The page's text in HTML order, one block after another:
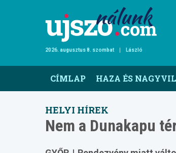
2026. augusztus 8. szombat László
navigation
CÍMLAP HAZA ÉS
HELYI HÍREK
Nem a Dunakapu